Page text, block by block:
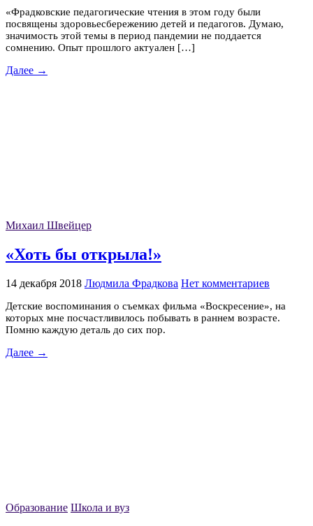
«Фрадковские педагогические чтения в этом году были
посвящены здоровьесбережению детей и педагогов. Думаю,
значимость этой темы в период пандемии не поддается
сомнению. Опыт прошлого актуален […]
Далее →
Михаил Швейцер
«Хоть бы открыла!»
14 декабря 2018 Людмила Фрадкова Нет комментариев
Детские воспоминания о съемках фильма «Воскресение», на
которых мне посчастливилось побывать в раннем возрасте.
Помню каждую деталь до сих пор.
Далее →
Образование Школа и вуз